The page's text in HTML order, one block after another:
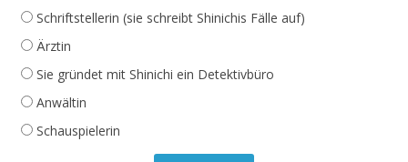
Schriftstellerin (sie schreibt Shinichis Fälle auf)
Ärztin
Sie gründet mit Shinichi ein Detektivbüro
Anwältin
Schauspielerin